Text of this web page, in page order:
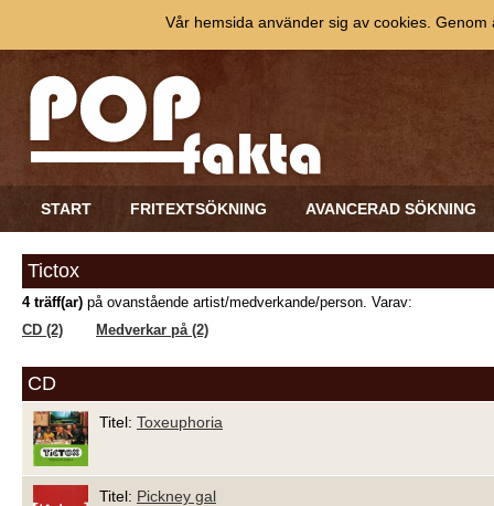
START FRITEXTSÖKNING AVANCERAD SÖKNING
Tictox
4 träff(ar) på ovanstående artist/medverkande/person. Varav:
CD (2)
Medverkar på (2)
CD
Titel: Toxeuphoria
Titel: Pickney gal
Vår hemsida använder sig av cookies.